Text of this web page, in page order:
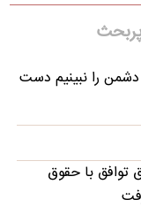
را نبینیم دست
توافق با حقوق